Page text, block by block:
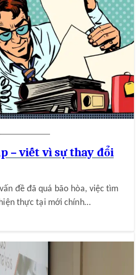
– viết vì sự thay đổi
đề đã quá bão hòa, việc tìm
thực tại mới chính…